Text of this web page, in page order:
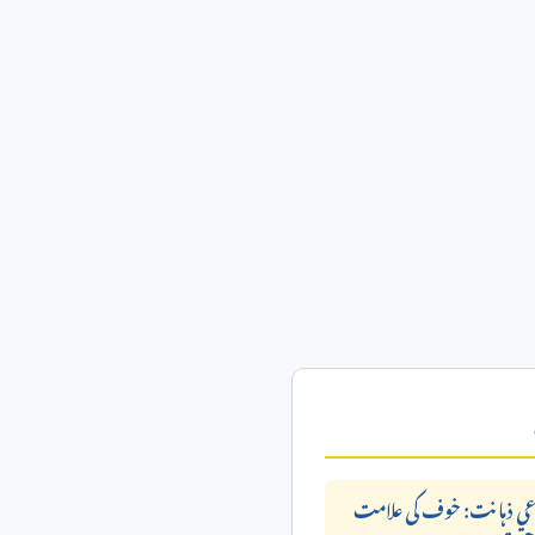
ذہانت: خوف کی علامت